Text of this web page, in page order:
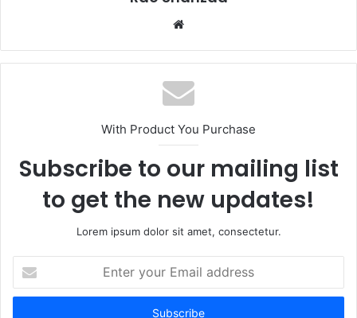
Website
With Product You Purchase
Subscribe to our mailing list
to get the new updates!
Lorem ipsum dolor sit amet, consectetur.
your
Email